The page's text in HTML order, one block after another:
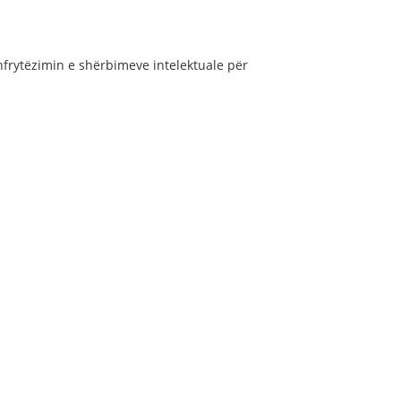
e shërbimeve intelektuale për